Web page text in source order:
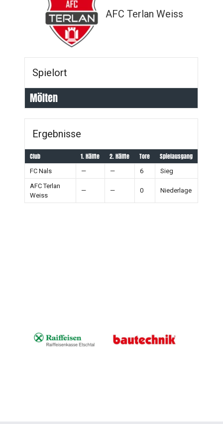
AFC Terlan Weiss
Spielort
Mölten
Ergebnisse
Club 1. Hälfte 2. Hälfte Tore Spielausgang
FC Nals — — 6
Sieg
AFC Terlan
Weiss
— — 0 Niederlage